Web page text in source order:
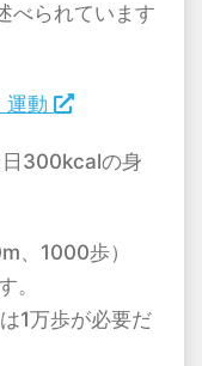
べられています
動
日300kcalの身
、1000歩）
。
1万歩が必要だ